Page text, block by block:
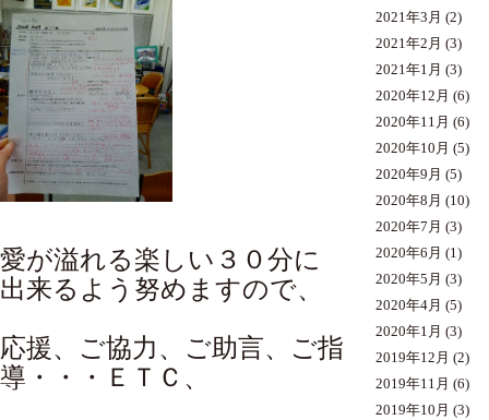
愛が溢れる楽しい３０分に
出来るよう努めますので、
応援、ご協力、ご助言、ご指
導・・・ＥＴＣ、
2021年3月 (2)
2021年2月 (3)
2021年1月 (3)
2020年12月 (6)
2020年11月 (6)
2020年10月 (5)
2020年9月 (5)
2020年8月 (10)
2020年7月 (3)
2020年6月 (1)
2020年5月 (3)
2020年4月 (5)
2020年1月 (3)
2019年12月 (2)
2019年11月 (6)
2019年10月 (3)